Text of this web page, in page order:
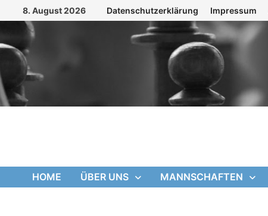
Inhalt
springen
8. August 2026 Datenschutzerklärung Impressum
HOME ÜBER UNS MANNSCHAFTEN